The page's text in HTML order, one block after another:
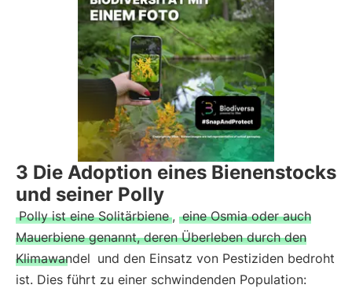
3 Die Adoption eines Bienenstocks
und seiner Polly
Polly ist eine Solitärbiene , eine Osmia oder auch
Mauerbiene genannt, deren Überleben durch den
Klimawandel und den Einsatz von Pestiziden bedroht
ist. Dies führt zu einer schwindenden Population: